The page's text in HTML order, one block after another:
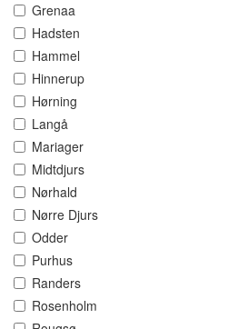
Grenaa
Hadsten
Hammel
Hinnerup
Hørning
Langå
Mariager
Midtdjurs
Nørhald
Nørre Djurs
Odder
Purhus
Randers
Rosenholm